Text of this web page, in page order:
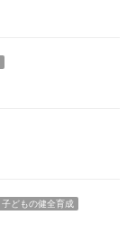
子どもの健全育成